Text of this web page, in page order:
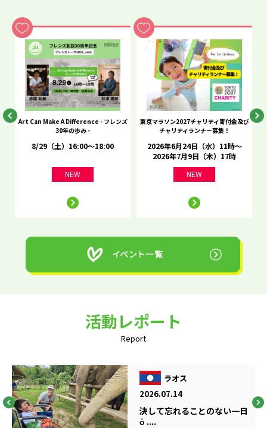
Art Can Make A Difference - フレンズ
30年の歩み -
8/29（土）16:00～18:00
NEW
東京マラソン2027チャリティ寄付金及び
チャリティランナー募集！
2026年6月24日（水）11時～
2026年7月9日（木）17時
NEW
活動レポート
Report
ラオス
2026.07.14
決して忘れることのない一日
ὁ ....